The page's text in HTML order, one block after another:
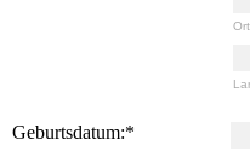
Ort
Geburtsdatum:*